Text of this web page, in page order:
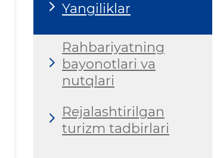
Yangiliklar
Rahbariyatning
bayonotlari va
nutqlari
Rejalashtirilgan
turizm tadbirlari